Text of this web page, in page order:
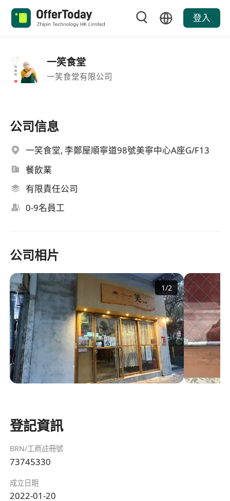
登入
一笑食堂
一笑食堂有限公司
公司信息
一笑食堂, 李鄭屋順寧道98號美寧中心A座G/F13
餐飲業
有限責任公司
0-9名員工
公司相片
1/2
登記資訊
BRN/工商註冊號
73745330
成立日期
2022-01-20